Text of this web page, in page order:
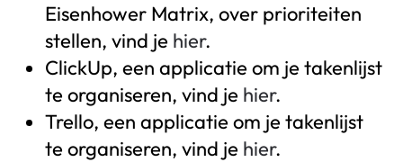
Eisenhower Matrix, over prioriteiten
stellen, vind je hier.
ClickUp, een applicatie om je takenlijst
te organiseren, vind je hier.
Trello, een applicatie om je takenlijst
te organiseren, vind je hier.